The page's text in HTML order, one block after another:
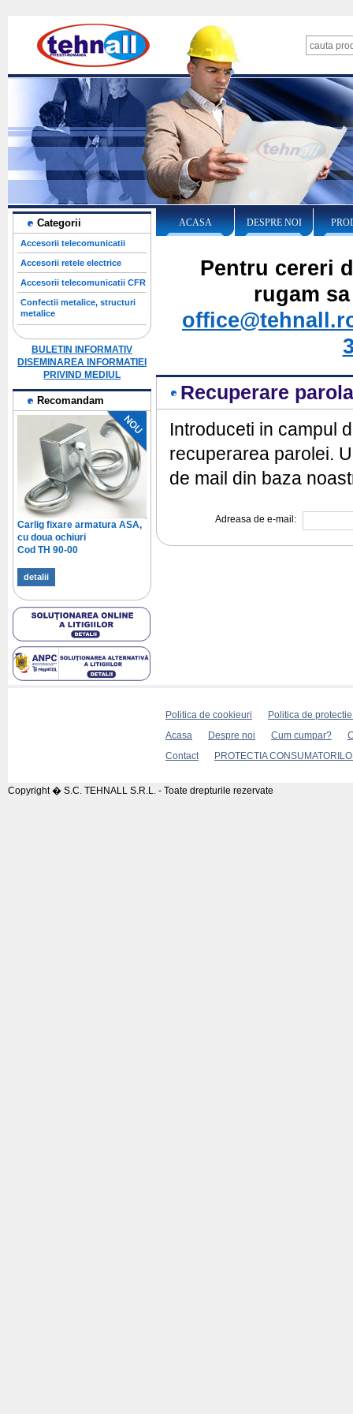
ACASA DESPRE NOI
Categorii
Accesorii telecomunicatii
Accesorii retele electrice
Accesorii telecomunicatii CFR
Confectii metalice, structuri
metalice
BULETIN INFORMATIV
DISEMINAREA INFORMATIEI
PRIVIND MEDIUL
Recomandam
Carlig fixare armatura ASA,
cu doua ochiuri
Cod TH 90-00
detalii
Pentru cereri
rugam
Recuperare parola
Introduceti in campul
recuperarea parolei.
de mail din baza
Adreasa de e-mail:
Politica de cookieuri
Politica de
Acasa
Despre noi Cum cumpar?
Contact
PROTECTIA
Copyright � S.C. TEHNALL S.R.L. - Toate drepturile rezervate